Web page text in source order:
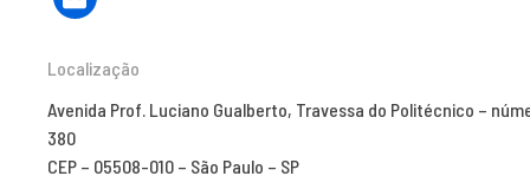
Localização
Avenida Prof. Luciano Gualberto, Travessa do Politécnico –
380
CEP – 05508-010 – São Paulo – SP